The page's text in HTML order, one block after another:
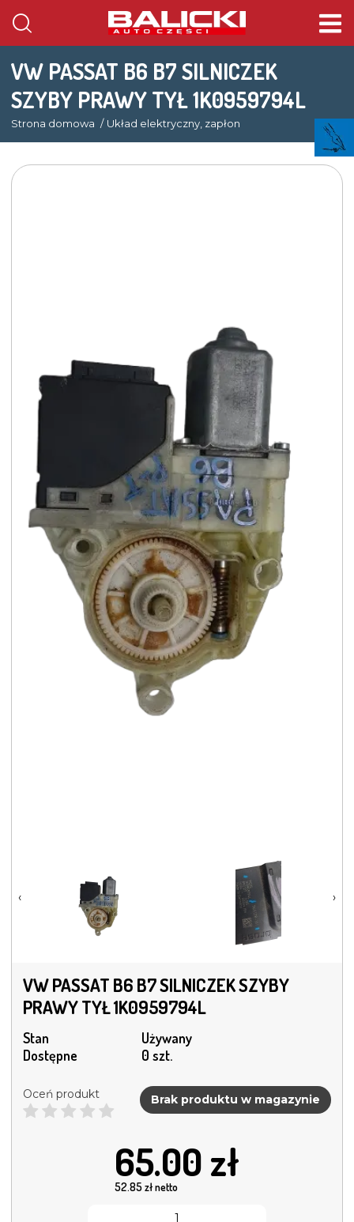
VW PASSAT B6 B7 SILNICZEK
SZYBY PRAWY TYŁ 1K0959794L
Strona domowa Układ elektryczny, zapłon
‹ ›
VW PASSAT B6 B7 SILNICZEK SZYBY
PRAWY TYŁ 1K0959794L
Stan
Używany
Dostępne
0 szt.
Oceń produkt Brak produktu w magazynie
65.00 zł
52.85zł netto